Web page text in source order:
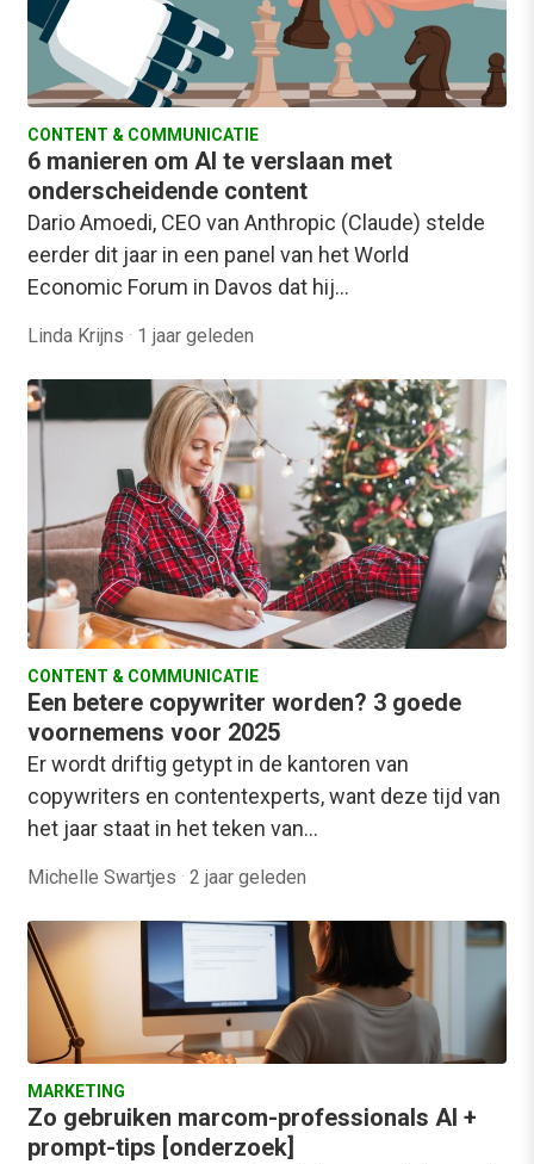
CONTENT & COMMUNICATIE
6 manieren om AI te verslaan met
onderscheidende content
Dario Amoedi, CEO van Anthropic (Claude) stelde
eerder dit jaar in een panel van het World
Economic Forum in Davos dat hij…
Linda Krijns · 1 jaar geleden
CONTENT & COMMUNICATIE
Een betere copywriter worden? 3 goede
voornemens voor 2025
Er wordt driftig getypt in de kantoren van
copywriters en contentexperts, want deze tijd van
het jaar staat in het teken van…
Michelle Swartjes · 2 jaar geleden
MARKETING
Zo gebruiken marcom-professionals AI +
prompt-tips [onderzoek]